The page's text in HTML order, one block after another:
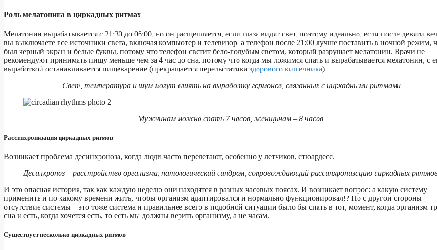
Роль мелатонина в циркадных ритмах
Мелатонин вырабатывается с 21:30 до 06:00, но он расщепляется, если глаза видят свет, поэтому идеально, если после девяти
вы выключаете все источники света, включая компьютер и телевизор, а телефон после 21:00 лучше поставить в ночной режим,
был черный экран и белые буквы, потому что телефон светит бело-голубым светом, который разрушает мелатонин. Врачи не
рекомендуют принимать пищу меньше чем за 4 час до сна, потому что когда мы ложимся спать и вырабатывается мелатонин, с
выработкой останавливается пищеварение (прекращается перельстатика здорового кишечника).
Свет, температура и шум могут влиять на выработку гормонов, связанных с циркадными ритмами
Мужчинам можно спать 7 часов, женщинам – 8 часов
Рассинхронизация циркадных ритмов
Возникает проблема десинхроноза, когда люди часто перелетают, особенно у летчиков, стюардесс.
Десинхроноз – расстройство организма, патологический синдром, сопровождающий рассинхронизацию циркадных
И это опасная история, так как каждую неделю они находятся в разных часовых поясах. И возникает вопрос: а какую систему
применить и по какому времени жить, чтобы организм адаптировался и нормально функционировал!? Но с другой стороны
отсутствие системы – это тоже система и правильнее всего в подобной ситуации было бы спать в тот, момент, когда организм
сна и есть, когда хочется есть, то есть мы должны верить организму, а не часам.
Существует несколько циркадных ритмов